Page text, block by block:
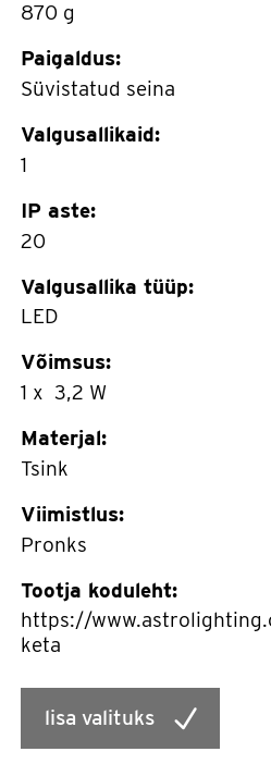
870 g
Paigaldus:
Süvistatud seina
Valgusallikaid:
1
IP aste:
20
Valgusallika tüüp:
LED
Võimsus:
1 x 3,2 W
Materjal:
Tsink
Viimistlus:
Pronks
Tootja koduleht:
https://
keta
lisa valituks